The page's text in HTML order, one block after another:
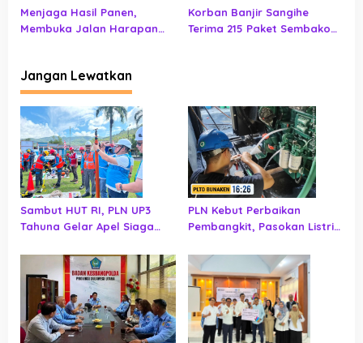
Rasio Desa Berlistrik
Provinsi Gorontalo Capai
Bermazmur di Sangihe
Menjaga Hasil Panen,
Membuka Jalan Harapan
Korban Banjir Sangihe
Terima 215 Paket Sembako
Jangan Lewatkan
Sambut HUT RI, PLN UP3
Tahuna Gelar Apel Siaga
PLN Kebut Perbaikan
Pembangkit, Pasokan Listrik
Normal